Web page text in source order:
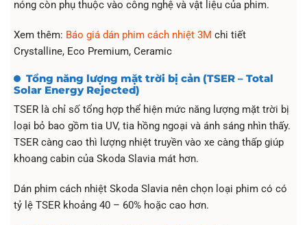
nóng còn phụ thuộc vào công nghệ và vật liệu của phim.
Xem thêm: Báo giá dán phim cách nhiệt 3M chi tiết
Crystalline, Eco Premium, Ceramic
Tổng năng lượng mặt trời bị cản (TSER – Total
Solar Energy Rejected)
TSER là chỉ số tổng hợp thể hiện mức năng lượng mặt trời bị
loại bỏ bao gồm tia UV, tia hồng ngoại và ánh sáng nhìn thấy.
TSER càng cao thì lượng nhiệt truyền vào xe càng thấp giúp
khoang cabin của Skoda Slavia mát hơn.
Dán phim cách nhiệt Skoda Slavia nên chọn loại phim có có
tỷ lệ TSER khoảng 40 – 60% hoặc cao hơn.